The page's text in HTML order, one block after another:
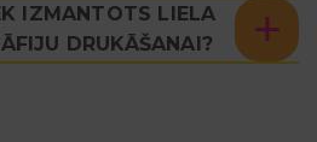
IZMANTOTS LIELA
DRUKĀŠANAI?